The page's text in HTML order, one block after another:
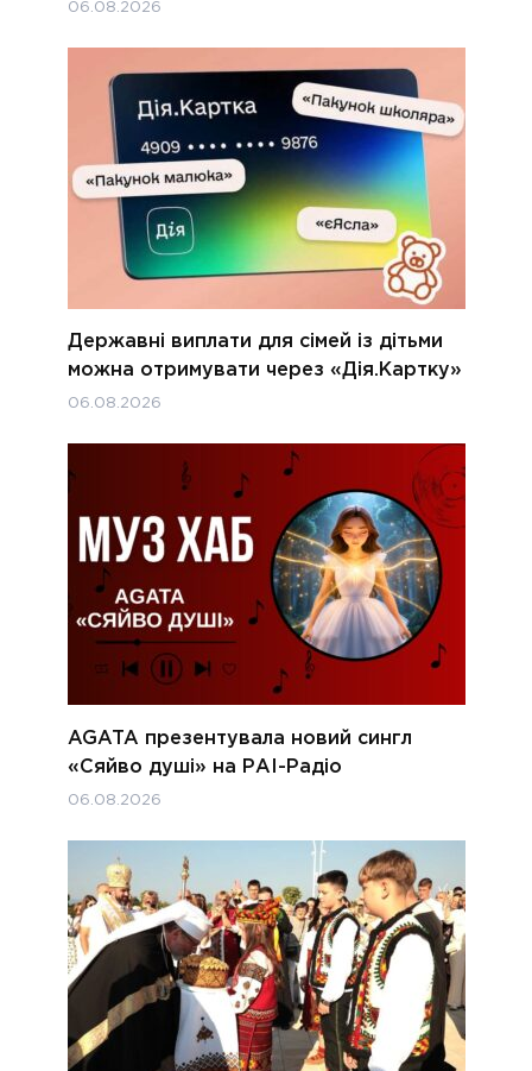
06.08.2026
Державні виплати для сімей із дітьми
можна отримувати через «Дія.Картку»
06.08.2026
AGATA презентувала новий сингл
«Сяйво душі» на РАІ-Радіо
06.08.2026